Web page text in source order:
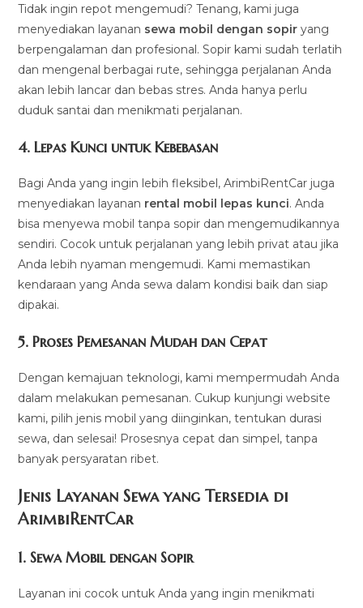
Tidak ingin repot mengemudi? Tenang, kami juga
menyediakan layanan sewa mobil dengan sopir yang
berpengalaman dan profesional. Sopir kami sudah terlatih
dan mengenal berbagai rute, sehingga perjalanan Anda
akan lebih lancar dan bebas stres. Anda hanya perlu
duduk santai dan menikmati perjalanan.
4.Lepas Kunci untuk Kebebasan
Bagi Anda yang ingin lebih fleksibel, ArimbiRentCar juga
menyediakan layanan rental mobil lepas kunci. Anda
bisa menyewa mobil tanpa sopir dan mengemudikannya
sendiri. Cocok untuk perjalanan yang lebih privat atau jika
Anda lebih nyaman mengemudi. Kami memastikan
kendaraan yang Anda sewa dalam kondisi baik dan siap
dipakai.
5.Proses Pemesanan Mudah dan Cepat
Dengan kemajuan teknologi, kami mempermudah Anda
dalam melakukan pemesanan. Cukup kunjungi website
kami, pilih jenis mobil yang diinginkan, tentukan durasi
sewa, dan selesai! Prosesnya cepat dan simpel, tanpa
banyak persyaratan ribet.
Jenis Layanan Sewa yang Tersedia di
ArimbiRentCar
1.Sewa Mobil dengan Sopir
Layanan ini cocok untuk Anda yang ingin menikmati